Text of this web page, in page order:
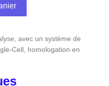
avec un système de
Cell, homologation en